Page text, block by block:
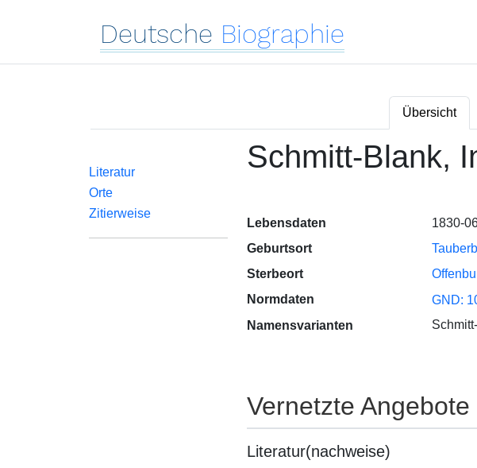
Deutsche Biographie
Übersicht
Literatur
Orte
Zitierweise
Schmitt-Blank,
Lebensdaten
1830-
Geburtsort
Sterbeort
Normdaten
GND:
Namensvarianten
Vernetzte Angebote
Literatur(nachweise)